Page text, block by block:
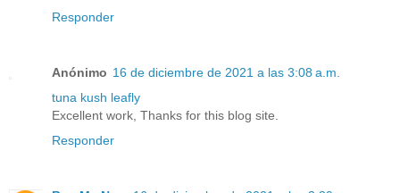
Responder
Anónimo 16 de diciembre de 2021 a las 3:08 a.m.
tuna kush leafly
Excellent work, Thanks for this blog site.
Responder